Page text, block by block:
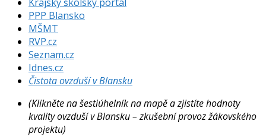
PPP Blansko
MŠMT
RVP.cz
Seznam.cz
Idnes.cz
Čistota ovzduší v Blansku
(Klikněte na šestiúhelník na mapě a zjistíte hodnoty
kvality ovzduší v Blansku – zkušební provoz žákovského
projektu)